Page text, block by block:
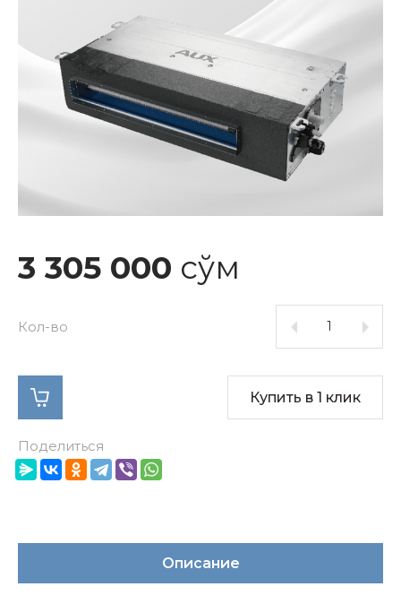
3 305 000 сўм
Кол-во
Купить в 1 клик
Поделиться
Описание